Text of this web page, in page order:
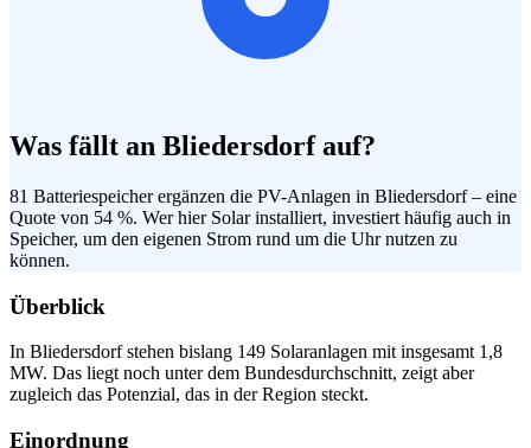
Was fällt an Bliedersdorf auf?
81 Batteriespeicher ergänzen die PV-Anlagen in Bliedersdorf – eine
Quote von 54 %. Wer hier Solar installiert, investiert häufig auch in
Speicher, um den eigenen Strom rund um die Uhr nutzen zu
können.
Überblick
In Bliedersdorf stehen bislang 149 Solaranlagen mit insgesamt 1,8
MW. Das liegt noch unter dem Bundesdurchschnitt, zeigt aber
zugleich das Potenzial, das in der Region steckt.
Einordnung